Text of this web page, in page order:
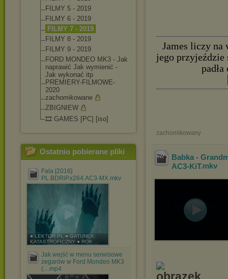
FILMY 5 - 2019
FILMY 6 - 2019
FILMY 7 - 2019
FILMY 8 - 2019
FILMY 9 - 2019
FORD MONDEO MK3 - Jak
naprawić Jak wymienić -
Jak wykonać itp
PREMIERY-FILMOWE-
2020
zachomikowane
ZBIGNIEW
🎞️ GAMES [PC] [iso]
Ostatnio pobierane pliki
Fala [2016]
PL.BDRiP.x264.AC3-MX.mkv
● LEKTOR PL ● GATUNEK:
KATASTROFICZNY ● ROK ...
Jak wejść w menu serwisowe
zegarów w Ford Mondeo MK3
(....mp4
James liczy na
jego przyjeździe
zachomikowany
Babka -
AC3-KiT.mkv